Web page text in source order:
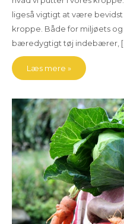
ligeså vigtigt at være
kroppe. Både for miljøets
bæredygtigt tøj indebærer,
Læs mere »